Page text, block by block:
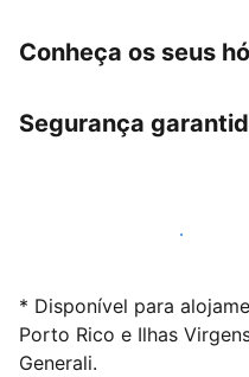
Conheça os seus
Segurança
Anuncie connosco
* Disponível para
Porto Rico e Ilhas
Generali.